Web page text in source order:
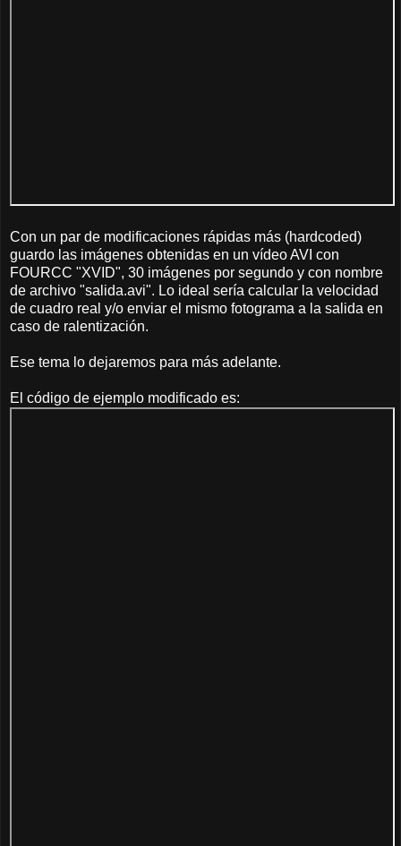
Con un par de modificaciones rápidas más (hardcoded)
guardo las imágenes obtenidas en un vídeo AVI con
FOURCC "XVID", 30 imágenes por segundo y con nombre
de archivo "salida.avi". Lo ideal sería calcular la velocidad
de cuadro real y/o enviar el mismo fotograma a la salida en
caso de ralentización.
Ese tema lo dejaremos para más adelante.
El código de ejemplo modificado es: